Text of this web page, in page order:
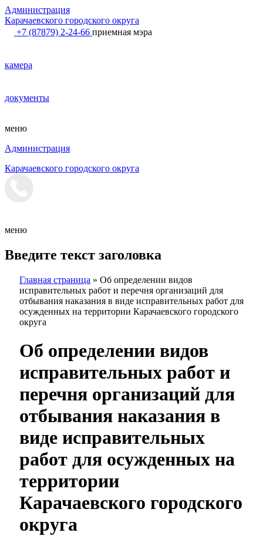
Администрация
Карачаевского городского округа
+7 (87879) 2-24-66 приемная мэра
камера
документы
меню
Администрация
Карачаевского городского округа
меню
Введите текст заголовка
Главная страница » Об определении видов
исправительных работ и перечня организаций для
отбывания наказания в виде исправительных работ для
осужденных на территории Карачаевского городского
округа
Об определении видов
исправительных работ и
перечня организаций для
отбывания наказания в
виде исправительных
работ для осужденных на
территории
Карачаевского городского
округа